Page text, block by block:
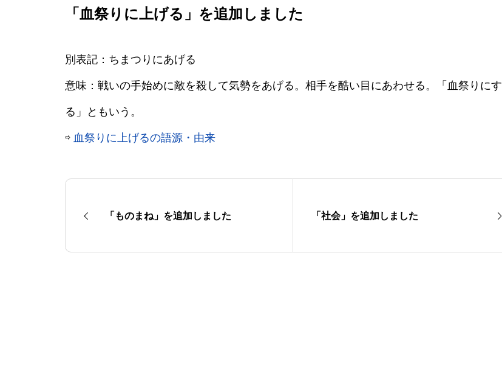
いて
「血祭りに上げる」を追加しました
別表記：ちまつりにあげる
意味：戦いの手始めに敵を殺して気勢をあげる。相手を酷い目にあわせる。「血祭りにす
る」ともいう。
⇨ 血祭りに上げるの語源・由来
「ものまね」を追加しました 「社会」を追加しました